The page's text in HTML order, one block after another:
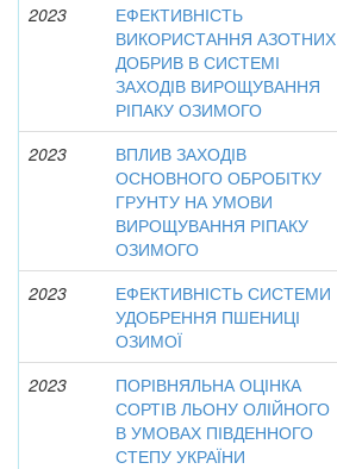
2023
ЕФЕКТИВНІСТЬ
ВИКОРИСТАННЯ АЗОТНИХ
ДОБРИВ В СИСТЕМІ
ЗАХОДІВ ВИРОЩУВАННЯ
РІПАКУ ОЗИМОГО
2023
ВПЛИВ ЗАХОДІВ
ОСНОВНОГО ОБРОБІТКУ
ГРУНТУ НА УМОВИ
ВИРОЩУВАННЯ РІПАКУ
ОЗИМОГО
2023
ЕФЕКТИВНІСТЬ СИСТЕМИ
УДОБРЕННЯ ПШЕНИЦІ
ОЗИМОЇ
2023
ПОРІВНЯЛЬНА ОЦІНКА
СОРТІВ ЛЬОНУ ОЛІЙНОГО
В УМОВАХ ПІВДЕННОГО
СТЕПУ УКРАЇНИ